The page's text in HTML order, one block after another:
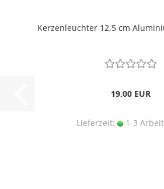
Kerzenleuchter 12,5 cm
19,00 EUR
Lieferzeit: 1-3